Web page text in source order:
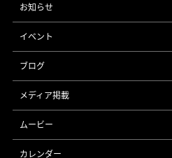
お知らせ
イベント
ブログ
メディア掲載
ムービー
カレンダー